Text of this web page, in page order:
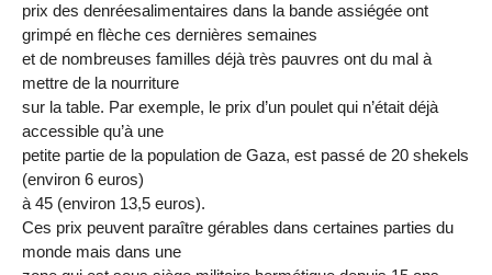
prix des denréesalimentaires dans la bande assiégée ont
grimpé en flèche ces dernières semaines
et de nombreuses familles déjà très pauvres ont du mal à
mettre de la nourriture
sur la table. Par exemple, le prix d’un poulet qui n’était déjà
accessible qu’à une
petite partie de la population de Gaza, est passé de 20 shekels
(environ 6 euros)
à 45 (environ 13,5 euros).
Ces prix peuvent paraître gérables dans certaines parties du
monde mais dans une